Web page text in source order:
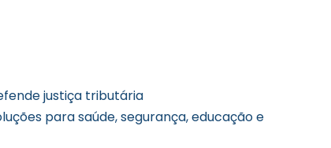
justiça tributária
para saúde, segurança, educação e